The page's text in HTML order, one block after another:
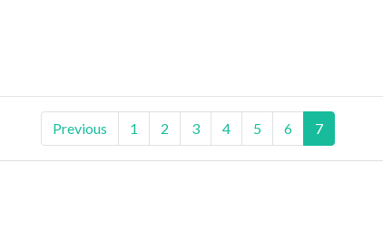
Previous 1 2 3 4 5 6 7